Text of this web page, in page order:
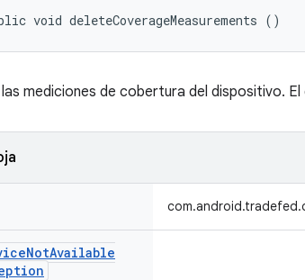
void deleteCoverageMeasurements ()
mediciones de cobertura del dispositivo.
NotAvailable